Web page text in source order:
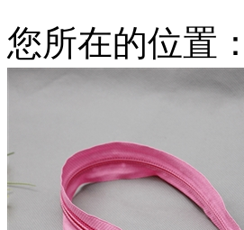
您所在的位置：